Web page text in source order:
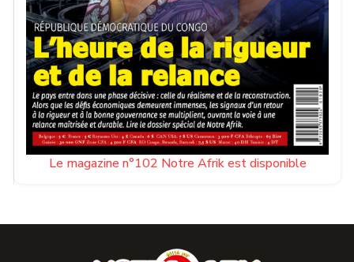
Le magazine n°102 Notre Afrik est disponible